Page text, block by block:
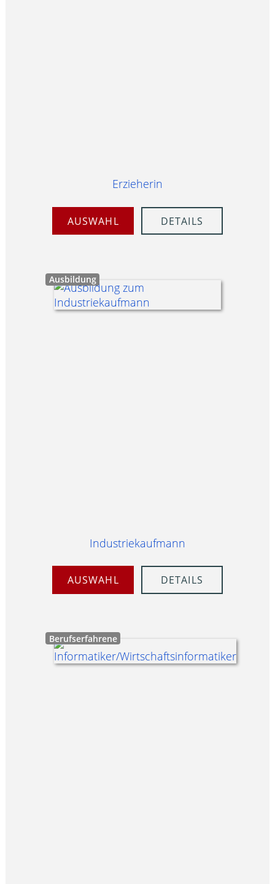
Erzieherin
AUSWAHL DETAILS
Ausbildung
Industriekaufmann
AUSWAHL DETAILS
Berufserfahrene